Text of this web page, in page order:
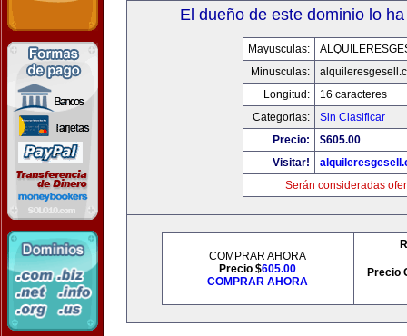
El dueño de este dominio lo
Mayusculas:
Minusculas:
Longitud:
16 caracteres
Categorias:
Sin Clasificar
Precio:
$605.00
Visitar!
Serán consideradas
COMPRAR AHORA
Precio $605.00
COMPRAR AHORA
Precio